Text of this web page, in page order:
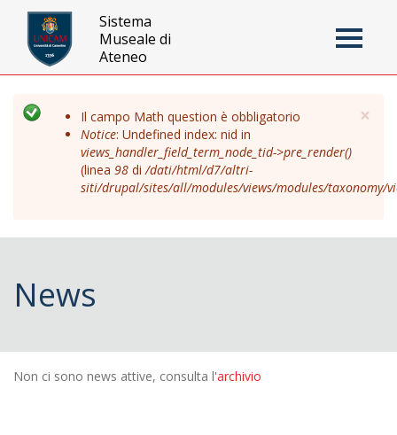
Toggle
Sistema
Museale di
Ateneo
×
Il campo Math question è obbligatorio
Notice: Undefined index: nid in
views_handler_field_term_node_tid->pre_render()
(linea 98 di/dati/html/d7/altri-
siti/drupal/sites/all/modules/views/modules/taxonomy/
News
Non ci sono news attive, consulta l'archivio